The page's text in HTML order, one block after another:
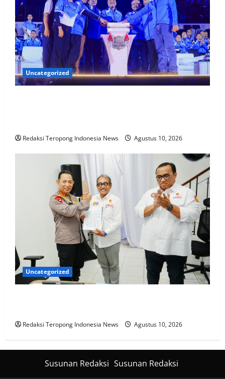
Uncategorized
Redaksi Teropong Indonesia News Agustus 10, 2026
Uncategorized
Redaksi Teropong Indonesia News Agustus 10, 2026
Susunan Redaksi Susunan Redaksi